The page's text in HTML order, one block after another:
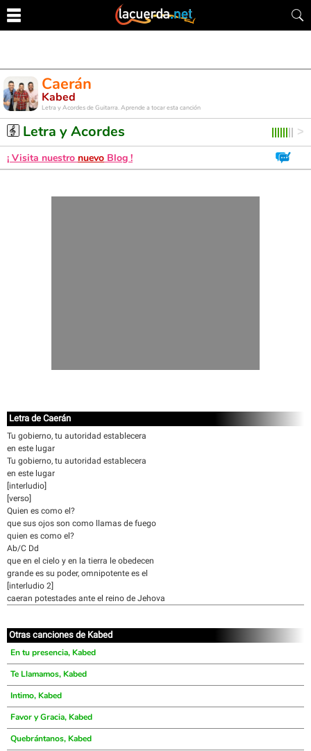
Caerán
Kabed
Letra y Acordes de Guitarra. Aprende a tocar esta canción
Letra y Acordes
¡ Visita nuestro nuevo Blog !
Letra de Caerán
Tu gobierno, tu autoridad establecera
en este lugar
Tu gobierno, tu autoridad establecera
en este lugar
[interludio]
[verso]
Quien es como el?
que sus ojos son como llamas de fuego
quien es como el?
Ab/C Dd
que en el cielo y en la tierra le obedecen
grande es su poder, omnipotente es el
[interludio 2]
caeran potestades ante el reino de Jehova
Otras canciones de Kabed
En tu presencia, Kabed
Te Llamamos, Kabed
Intimo, Kabed
Favor y Gracia, Kabed
Quebrántanos, Kabed